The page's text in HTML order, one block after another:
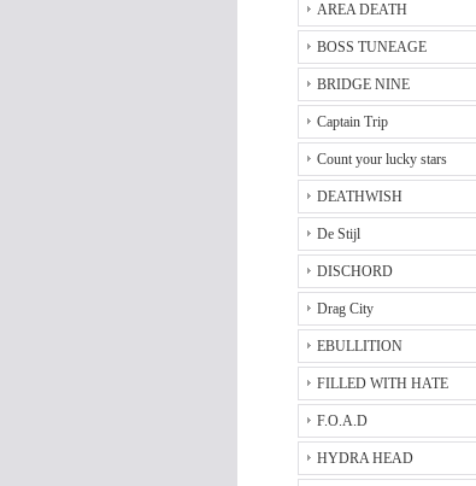
AREA DEATH
BOSS TUNEAGE
BRIDGE NINE
Captain Trip
Count your lucky stars
DEATHWISH
De Stijl
DISCHORD
Drag City
EBULLITION
FILLED WITH HATE
F.O.A.D
HYDRA HEAD